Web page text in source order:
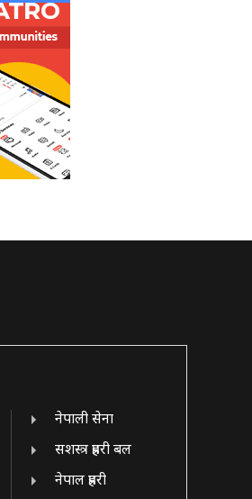
नेपाली सेना
सशस्त्र प्रहरी बल
नेपाल प्रहरी